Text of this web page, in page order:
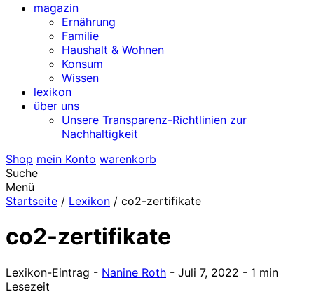
magazin
Ernährung
Familie
Haushalt & Wohnen
Konsum
Wissen
lexikon
über uns
Unsere Transparenz-Richtlinien zur
Nachhaltigkeit
Shop mein Konto warenkorb
Suche
Menü
Startseite / Lexikon / co2-zertifikate
co2-zertifikate
Lexikon-Eintrag - Nanine Roth - Juli 7, 2022 - 1 min
Lesezeit